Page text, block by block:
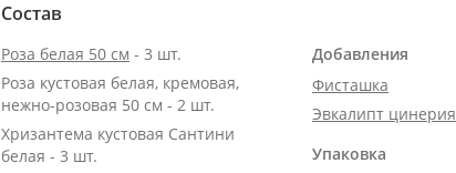
Состав
Роза белая 50 см - 3 шт.
Роза кустовая белая, кремовая,
нежно-розовая 50 см - 2 шт.
Хризантема кустовая Сантини
белая - 3 шт.
Добавления
Фисташка
Эвкалипт цинерия
Упаковка